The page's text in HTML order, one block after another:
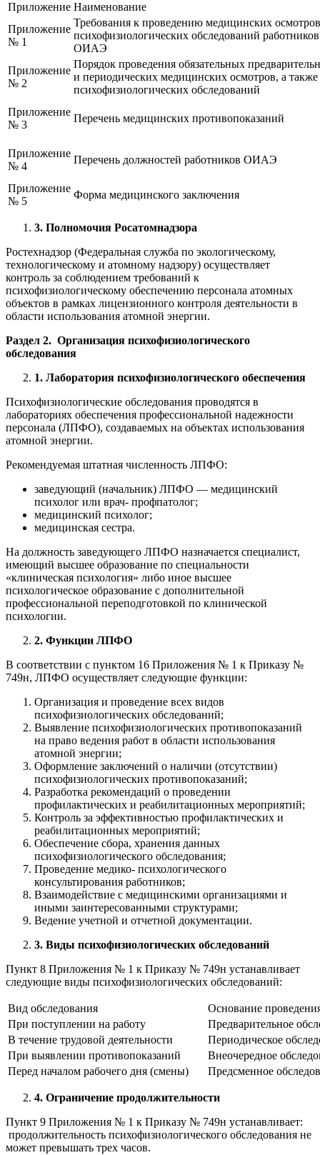
Приложение Наименование
Приложение
№ 1
Требования к проведению медицинских
психофизиологических обследований работников
ОИАЭ
Приложение
№ 2
Порядок проведения обязательных
и периодических медицинских осмотров, а также
психофизиологических обследований
Приложение
№ 3
Перечень медицинских противопоказаний
Приложение
№ 4
Перечень должностей работников ОИАЭ
Приложение
№ 5
Форма медицинского заключения
3. Полномочия Росатомнадзора
Ростехнадзор (Федеральная служба по экологическому,
технологическому и атомному надзору) осуществляет
контроль за соблюдением требований к
психофизиологическому обеспечению персонала атомных
объектов в рамках лицензионного контроля деятельности в
области использования атомной энергии.
Раздел 2. Организация психофизиологического
обследования
1. Лаборатория психофизиологического обеспечения
Психофизиологические обследования проводятся в
лабораториях обеспечения профессиональной надежности
персонала (ЛПФО), создаваемых на объектах использования
атомной энергии.
Рекомендуемая штатная численность ЛПФО:
заведующий (начальник) ЛПФО — медицинский
психолог или врач- профпатолог;
медицинский психолог;
медицинская сестра.
На должность заведующего ЛПФО назначается специалист,
имеющий высшее образование по специальности
«клиническая психология» либо иное высшее
психологическое образование с дополнительной
профессиональной переподготовкой по клинической
психологии.
2. Функции ЛПФО
В соответствии с пунктом 16 Приложения № 1 к Приказу №
749н, ЛПФО осуществляет следующие функции:
Организация и проведение всех видов
психофизиологических обследований;
Выявление психофизиологических противопоказаний
на право ведения работ в области использования
атомной энергии;
Оформление заключений о наличии (отсутствии)
психофизиологических противопоказаний;
Разработка рекомендаций о проведении
профилактических и реабилитационных мероприятий;
Контроль за эффективностью профилактических и
реабилитационных мероприятий;
Обеспечение сбора, хранения данных
психофизиологического обследования;
Проведение медико- психологического
консультирования работников;
Взаимодействие с медицинскими организациями и
иными заинтересованными структурами;
Ведение учетной и отчетной документации.
3. Виды психофизиологических обследований
Пункт 8 Приложения № 1 к Приказу № 749н устанавливает
следующие виды психофизиологических обследований:
Вид обследования
Основание
При поступлении на работу
Предварительное
В течение трудовой деятельности
Периодическое
При выявлении противопоказаний
Внеочередное
Перед началом рабочего дня (смены)
Предсменное
4. Ограничение продолжительности
Пункт 9 Приложения № 1 к Приказу № 749н устанавливает:
продолжительность психофизиологического обследования не
может превышать трех часов.